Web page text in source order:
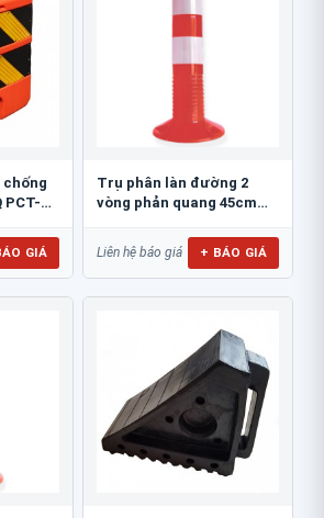
chống
PCT-
GIÁ
Trụ phân làn đường 2
vòng phản quang 45cm
Liên hệ báo giá + BÁO GIÁ